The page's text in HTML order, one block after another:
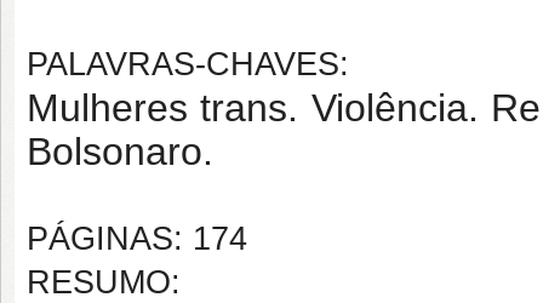
PALAVRAS-CHAVES:
Mulheres trans. Violência.
Bolsonaro.
PÁGINAS: 174
RESUMO: